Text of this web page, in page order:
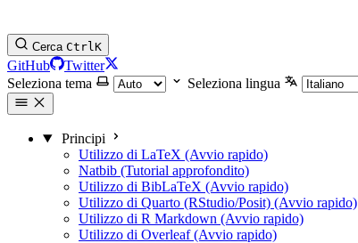
Cerca CtrlK
GitHub
Twitter
Seleziona tema
Seleziona lingua
Principi
Utilizzo di LaTeX (Avvio rapido)
Natbib (Tutorial approfondito)
Utilizzo di BibLaTeX (Avvio rapido)
Utilizzo di Quarto (RStudio/Posit) (Avvio rapido)
Utilizzo di R Markdown (Avvio rapido)
Utilizzo di Overleaf (Avvio rapido)